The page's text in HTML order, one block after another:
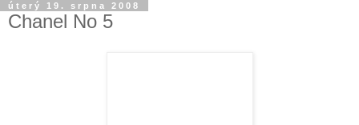
úterý 19. srpna 2008
Chanel No 5